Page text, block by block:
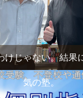
けじゃない。結果
気の塾。